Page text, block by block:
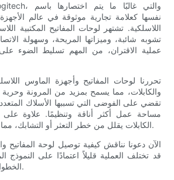
اللاسلكية. تشتهر لوحات المفاتيح المكتبية
تشوبه شائبة، وميزاتها المريحة، وسهولة
عملية الاقتران، من المهم تسليط الضوء على
تحررنا لوحات المفاتيح وأجهزة الماوس
والكابلات، مما يسمح بمزيد من المرونة
تقضي على الفوضى التي تسببها الأسلاك
مساحة عمل أكثر أناقة وتنظيمًا. علاوة
الكابلات يقلل من خطر التعثر أو التشابك، مما يعزز السلامة والكفاءة.
الآن دعونا نناقش كيفية توصيل لوحة المفاتيح
الخطوات الأساسية تظل ثابتة.